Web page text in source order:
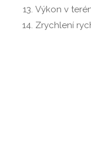
Výkon v
Zrychlení